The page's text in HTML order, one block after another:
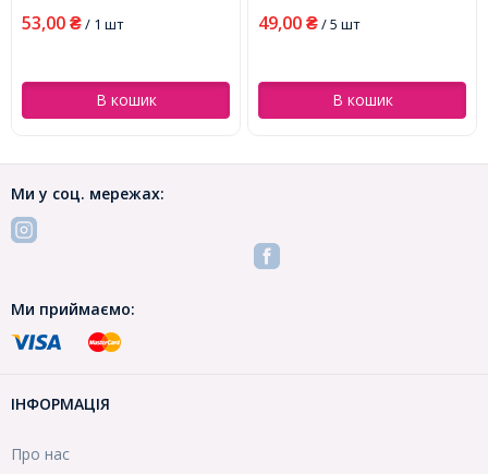
(УТ100011663)
53,00 ₴/ 1 шт
В кошик
49,00 ₴/ 5 шт
В кошик
Ми у соц. мережах:
Ми приймаємо:
ІНФОРМАЦІЯ
Про нас